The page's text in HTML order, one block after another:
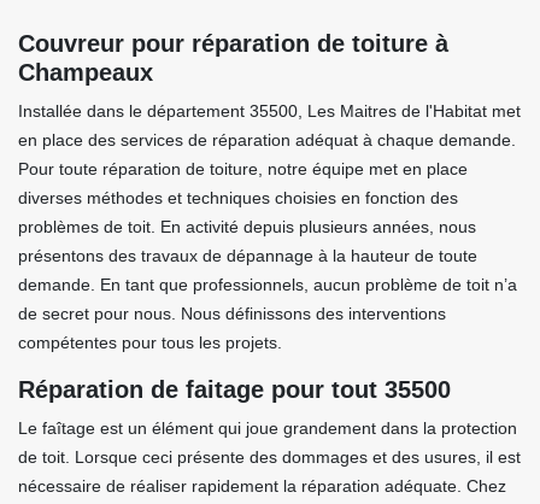
Couvreur pour réparation de toiture à
Champeaux
Installée dans le département 35500, Les Maitres de l'Habitat met
en place des services de réparation adéquat à chaque demande.
Pour toute réparation de toiture, notre équipe met en place
diverses méthodes et techniques choisies en fonction des
problèmes de toit. En activité depuis plusieurs années, nous
présentons des travaux de dépannage à la hauteur de toute
demande. En tant que professionnels, aucun problème de toit n’a
de secret pour nous. Nous définissons des interventions
compétentes pour tous les projets.
Réparation de faitage pour tout 35500
Le faîtage est un élément qui joue grandement dans la protection
de toit. Lorsque ceci présente des dommages et des usures, il est
nécessaire de réaliser rapidement la réparation adéquate. Chez